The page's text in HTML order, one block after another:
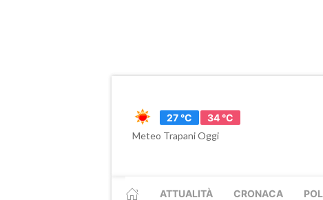
27 °C
34 °C
Meteo Trapani Oggi
ATTUALITÀ CRONACA